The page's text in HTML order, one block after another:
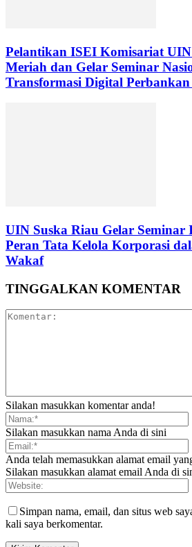
Pelantikan ISEI Komisariat
Meriah dan Gelar Seminar
Transformasi Digital
UIN Suska Riau Gelar Seminar
Peran Tata Kelola Korporasi
Wakaf
TINGGALKAN KOMENTAR
Silakan masukkan komentar anda!
Silakan masukkan nama Anda di sini
Anda telah memasukkan alamat email
Silakan masukkan alamat email Anda di
Simpan nama, email, dan situs web
kali saya berkomentar.